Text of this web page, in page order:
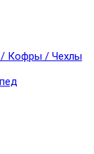
/ Кофры / Чехлы